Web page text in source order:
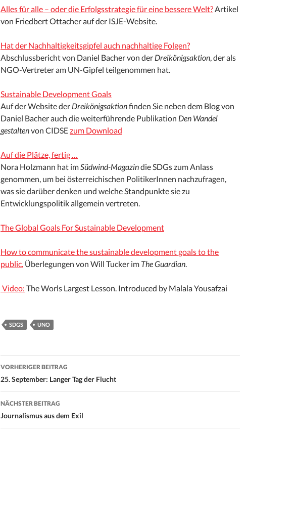
Alles für alle – oder die Erfolgsstrategie für eine bessere Welt? Artikel
von Friedbert Ottacher auf der ISJE-Website.
Hat der Nachhaltigkeitsgipfel auch nachhaltige Folgen?
Abschlussbericht von Daniel Bacher von der Dreikönigsaktion , der als
NGO-Vertreter am UN-Gipfel teilgenommen hat.
Sustainable Development Goals
Auf der Website der Dreikönigsaktionfinden Sie neben dem Blog von
Daniel Bacher auch die weiterführende Publikation Den Wandel
gestaltenvon CIDSEzum Download
Auf die Plätze, fertig …
Nora Holzmann hat im Südwind-Magazindie SDGs zum Anlass
genommen, um bei österreichischen PolitikerInnen nachzufragen,
was sie darüber denken und welche Standpunkte sie zu
Entwicklungspolitik allgemein vertreten.
The Global Goals For Sustainable Development
How to communicate the sustainable development goals to the
public. Überlegungen von Will Tucker im The Guardian
Video: The Worls Largest Lesson. Introduced by Malala Yousafzai
SDGS UNO
Beitrags-
Navigation
VORHERIGER BEITRAG
25. September: Langer Tag der Flucht
NÄCHSTER BEITRAG
Journalismus aus dem Exil